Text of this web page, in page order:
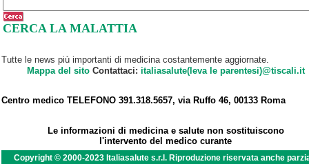
CERCA LA MALATTIA
Tutte le news più importanti di medicina costantemente aggiornate.
Mappa del sitoContattaci: italiasalute(leva le parentesi)@tiscali.it
Centro medico TELEFONO 391.318.5657, via Ruffo 46, 00133 Roma
Le informazioni di medicina e salute non sostituiscono
l'intervento del medico curante
Copyright © 2000-2023 Italiasalute s.r.l. Riproduzione riservata anche